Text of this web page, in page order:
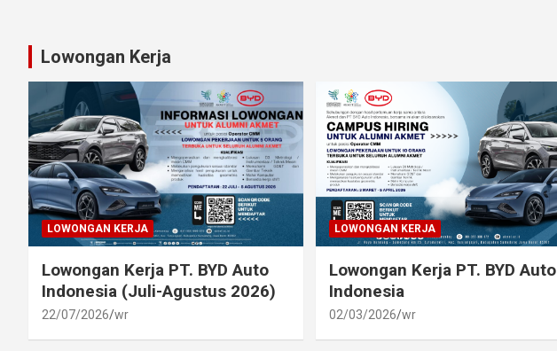
v
i
g
a
t
i
o
n
Lowongan Kerja
LOWONGAN KERJA
Lowongan Kerja PT. BYD Auto
Indonesia (Juli-Agustus 2026)
22/07/2026 wr
LOWONGAN KERJA
Lowongan Kerja PT. BYD Auto
Indonesia
02/03/2026 wr